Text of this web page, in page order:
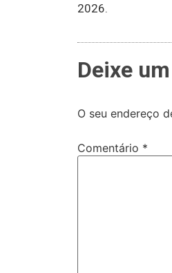
2026.
Deixe
O seu endereço
Comentário *